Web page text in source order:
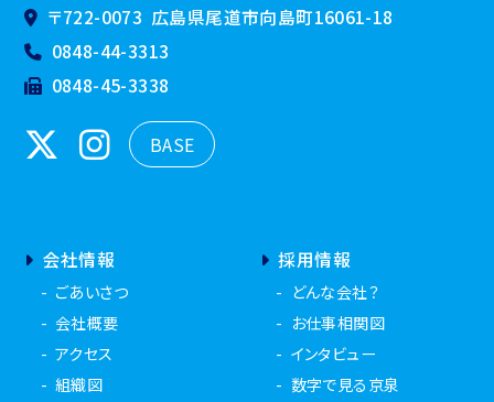
〒722-0073 広島県尾道市向島町16061-18
0848-44-3313
0848-45-3338
BASE
会社情報
ごあいさつ
会社概要
アクセス
組織図
採用情報
どんな会社？
お仕事相関図
インタビュー
数字で見る京泉